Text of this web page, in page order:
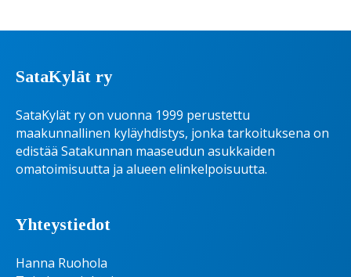
SataKylät ry
SataKylät ry on vuonna 1999 perustettu
maakunnallinen kyläyhdistys, jonka tarkoituksena on
edistää Satakunnan maaseudun asukkaiden
omatoimisuutta ja alueen elinkelpoisuutta.
Yhteystiedot
Hanna Ruohola